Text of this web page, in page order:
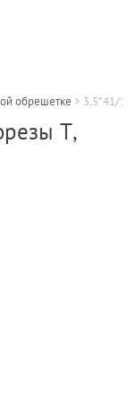
обрешетке > 3,5*41/
Т,